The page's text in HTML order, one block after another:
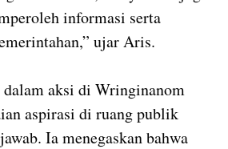
informasi serta
ujar Aris.
aksi di Wringinanom
aspirasi di ruang publik
Ia menegaskan bahwa